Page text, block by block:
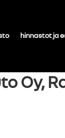
hinnastot ja
Oy,